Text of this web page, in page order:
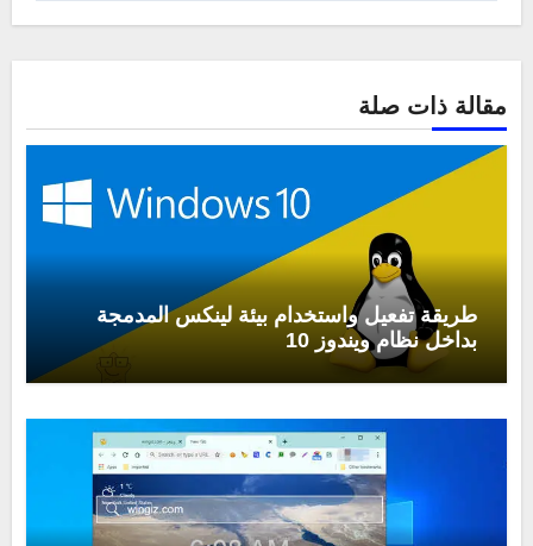
مقالة ذات صلة
طريقة تفعيل واستخدام بيئة لينكس المدمجة
بداخل نظام ويندوز 10